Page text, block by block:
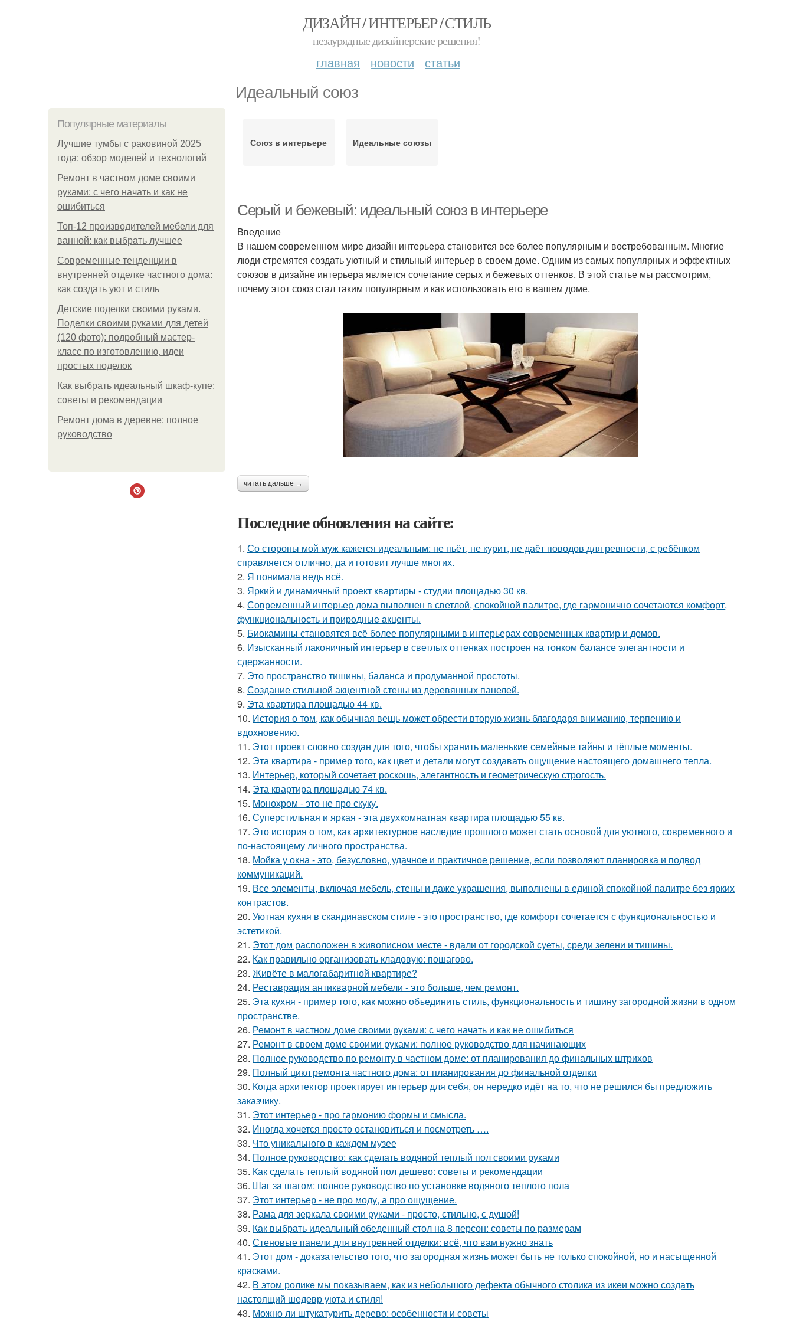
ДИЗАЙН / ИНТЕРЬЕР / СТИЛЬ
незаурядные дизайнерские решения!
главная новости статьи
Идеальный союз
Популярные материалы
Лучшие тумбы с раковиной 2025
года: обзор моделей и технологий
Ремонт в частном доме своими
руками: с чего начать и как не
ошибиться
Топ-12 производителей мебели для
ванной: как выбрать лучшее
Современные тенденции в
внутренней отделке частного дома:
как создать уют и стиль
Детские поделки своими руками.
Поделки своими руками для детей
(120 фото): подробный мастер-
класс по изготовлению, идеи
простых поделок
Как выбрать идеальный шкаф-купе:
советы и рекомендации
Ремонт дома в деревне: полное
руководство
Союз в интерьере Идеальные союзы
Серый и бежевый: идеальный союз в интерьере
Введение
В нашем современном мире дизайн интерьера становится все более популярным и востребованным. Многие
люди стремятся создать уютный и стильный интерьер в своем доме. Одним из самых популярных и эффектных
союзов в дизайне интерьера является сочетание серых и бежевых оттенков. В этой статье мы рассмотрим,
почему этот союз стал таким популярным и как использовать его в вашем доме.
читать дальше →
Последние обновления на сайте:
1. Со стороны мой муж кажется идеальным: не пьёт, не курит, не даёт поводов для ревности, с ребёнком
справляется отлично, да и готовит лучше многих.
2. Я понимала ведь всё.
3. Яркий и динамичный проект квартиры - студии площадью 30 кв.
4. Современный интерьер дома выполнен в светлой, спокойной палитре, где гармонично сочетаются комфорт,
функциональность и природные акценты.
5. Биокамины становятся всё более популярными в интерьерах современных квартир и домов.
6. Изысканный лаконичный интерьер в светлых оттенках построен на тонком балансе элегантности и
сдержанности.
7. Это пространство тишины, баланса и продуманной простоты.
8. Создание стильной акцентной стены из деревянных панелей.
9. Эта квартира площадью 44 кв.
10. История о том, как обычная вещь может обрести вторую жизнь благодаря вниманию, терпению и
вдохновению.
11. Этот проект словно создан для того, чтобы хранить маленькие семейные тайны и тёплые моменты.
12. Эта квартира - пример того, как цвет и детали могут создавать ощущение настоящего домашнего тепла.
13. Интерьер, который сочетает роскошь, элегантность и геометрическую строгость.
14. Эта квартира площадью 74 кв.
15. Монохром - это не про скуку.
16. Суперстильная и яркая - эта двухкомнатная квартира площадью 55 кв.
17. Это история о том, как архитектурное наследие прошлого может стать основой для уютного, современного и
по-настоящему личного пространства.
18. Мойка у окна - это, безусловно, удачное и практичное решение, если позволяют планировка и подвод
коммуникаций.
19. Все элементы, включая мебель, стены и даже украшения, выполнены в единой спокойной палитре без ярких
контрастов.
20. Уютная кухня в скандинавском стиле - это пространство, где комфорт сочетается с функциональностью и
эстетикой.
21. Этот дом расположен в живописном месте - вдали от городской суеты, среди зелени и тишины.
22. Как правильно организовать кладовую: пошагово.
23. Живёте в малогабаритной квартире?
24. Реставрация антикварной мебели - это больше, чем ремонт.
25. Эта кухня - пример того, как можно объединить стиль, функциональность и тишину загородной жизни в одном
пространстве.
26. Ремонт в частном доме своими руками: с чего начать и как не ошибиться
27. Ремонт в своем доме своими руками: полное руководство для начинающих
28. Полное руководство по ремонту в частном доме: от планирования до финальных штрихов
29. Полный цикл ремонта частного дома: от планирования до финальной отделки
30. Когда архитектор проектирует интерьер для себя, он нередко идёт на то, что не решился бы предложить
заказчику.
31. Этот интерьер - про гармонию формы и смысла.
32. Иногда хочется просто остановиться и посмотреть ….
33. Что уникального в каждом музее
34. Полное руководство: как сделать водяной теплый пол своими руками
35. Как сделать теплый водяной пол дешево: советы и рекомендации
36. Шаг за шагом: полное руководство по установке водяного теплого пола
37. Этот интерьер - не про моду, а про ощущение.
38. Рама для зеркала своими руками - просто, стильно, с душой!
39. Как выбрать идеальный обеденный стол на 8 персон: советы по размерам
40. Стеновые панели для внутренней отделки: всё, что вам нужно знать
41. Этот дом - доказательство того, что загородная жизнь может быть не только спокойной, но и насыщенной
красками.
42. В этом ролике мы показываем, как из небольшого дефекта обычного столика из икеи можно создать
настоящий шедевр уюта и стиля!
43. Можно ли штукатурить дерево: особенности и советы